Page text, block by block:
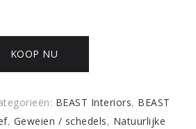
KOOP NU
BEAST Interiors, BEAST
, Geweien / schedels, Natuurlijke